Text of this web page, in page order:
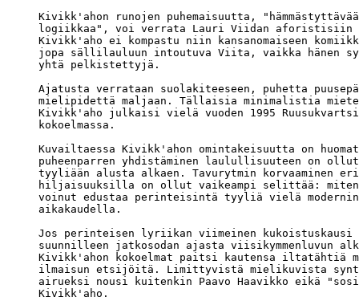
Kivikk'ahon runojen puhemaisuutta,
logiikkaa", voi verrata Lauri Viidan aforistisiin
Kivikk'aho ei kompastu niin kansanomaiseen
jopa sällilauluun intoutuva Viita, vaikka hänen
yhtä pelkistettyjä.
Ajatusta verrataan suolakiteeseen, puhetta
mielipidettä maljaan. Tällaisia minimalistia
Kivikk'aho julkaisi vielä vuoden 1995
kokoelmassa.
Kuvailtaessa Kivikk'ahon omintakeisuutta on
puheenparren yhdistäminen laulullisuuteen on
tyyliään alusta alkaen. Tavurytmin korvaaminen
hiljaisuuksilla on ollut vaikeampi selittää:
voinut edustaa perinteisintä tyyliä vielä
aikakaudella.
Jos perinteisen lyriikan viimeinen
suunnilleen jatkosodan ajasta viisikymmenluvun
Kivikk'ahon kokoelmat paitsi kautensa iltatähtiä
ilmaisun etsijöitä. Limittyvistä mielikuvista
airueksi nousi kuitenkin Paavo Haavikko eikä
Kivikk'aho.